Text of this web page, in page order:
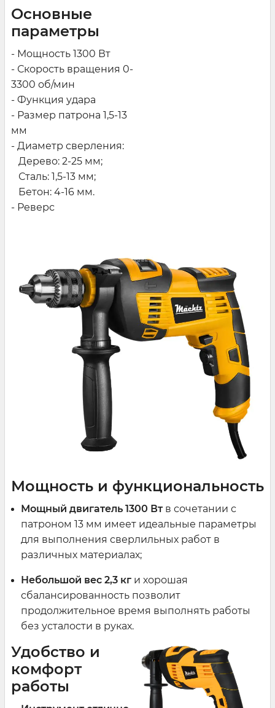
Основные
параметры
- Мощность 1300 Вт
- Скорость вращения 0-
3300 об/мин
- Функция удара
- Размер патрона 1,5-13
мм
- Диаметр сверления:
Дерево: 2-25 мм;
Сталь: 1,5-13 мм;
Бетон: 4-16 мм.
- Реверс
Мощность и функциональность
Мощный двигатель 1300 Втв сочетании с
патроном 13 мм имеет идеальные параметры
для выполнения сверлильных работ в
различных материалах;
Небольшой вес 2,3 кг и хорошая
сбалансированность позволит
продолжительное время выполнять работы
без усталости в руках.
Удобство и
комфорт
работы